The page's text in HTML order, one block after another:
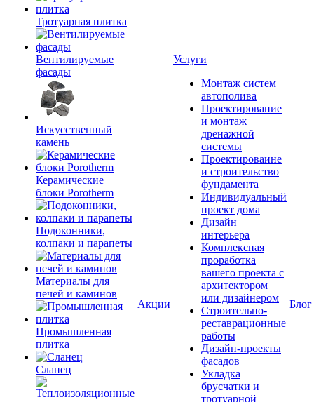
Тротуарная плитка
Вентилируемые
фасады
Искусственный
камень
Керамические
блоки Porotherm
Подоконники,
колпаки и парапеты
Материалы для
печей и каминов
Промышленная
плитка
Сланец
Акции
Услуги
Монтаж систем
автополива
Проектирование
и монтаж
дренажной
системы
Проектироваине
и строительство
фундамента
Индивидуальный
проект дома
Дизайн
интерьера
Комплексная
проработка
вашего проекта с
архитектором
или дизайнером
Строительно-
реставрационные
работы
Дизайн-проекты
фасадов
Укладка
брусчатки и
тротуарной
Блог